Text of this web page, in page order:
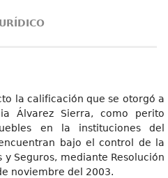
la calificación que se otorgó a
Álvarez Sierra, como perito
en la instituciones del
bajo el control de la
Seguros, mediante Resolución
noviembre del 2003.